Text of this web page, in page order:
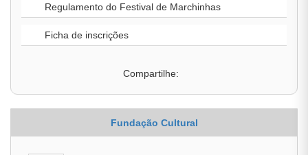
Regulamento do Festival de Marchinhas
Ficha de inscrições
Compartilhe:
Fundação Cultural